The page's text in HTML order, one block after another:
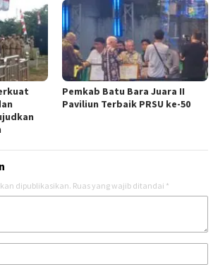
Pemkab Batu Bara Juara II
Paviliun Terbaik PRSU ke-50
dipublikasikan. Ruas yang wajib ditandai *